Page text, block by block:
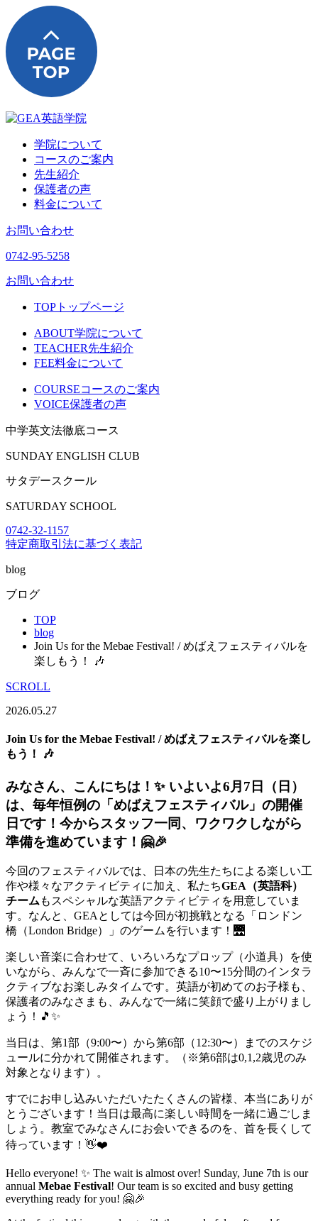
学院について
コースのご案内
先生紹介
保護者の声
料金について
お問い合わせ
0742-95-5258
お問い合わせ
TOP トップページ
ABOUT学院について
TEACHER先生紹介
FEE料金について
COURSEコースのご案内
VOICE保護者の声
中学英文法徹底コース
SUNDAY ENGLISH CLUB
サタデースクール
SATURDAY SCHOOL
0742-32-1157
特定商取引法に基づく表記
blog
ブログ
TOP
blog
Join Us for the Mebae Festival! / めばえフェスティバルを
楽しもう！ 🎶
SCROLL
2026.05.27
Join Us for the Mebae Festival! / めばえフェスティバルを楽し
もう！ 🎶
みなさん、こんにちは！✨ いよいよ6月7日（日）
は、毎年恒例の「めばえフェスティバル」の開催
日です！今からスタッフ一同、ワクワクしながら
準備を進めています！🤗🎉
今回のフェスティバルでは、日本の先生たちによる楽しい工
作や様々なアクティビティに加え、私たちGEA（英語科）
チーム もスペシャルな英語アクティビティを用意していま
す。なんと、GEAとしては今回が初挑戦となる「ロンドン
橋（London Bridge）」のゲームを行います！🌉
楽しい音楽に合わせて、いろいろなプロップ（小道具）を使
いながら、みんなで一斉に参加できる10〜15分間のインタラ
クティブなお楽しみタイムです。英語が初めてのお子様も、
保護者のみなさまも、みんなで一緒に笑顔で盛り上がりまし
ょう！🎵✨
当日は、第1部（9:00〜）から第6部（12:30〜）までのスケジ
ュールに分かれて開催されます。（※第6部は0,1,2歳児のみ
対象となります）。
すでにお申し込みいただいたたくさんの皆様、本当にありが
とうございます！当日は最高に楽しい時間を一緒に過ごしま
しょう。教室でみなさんにお会いできるのを、首を長くして
待っています！👋❤️
Hello everyone! ✨ The wait is almost over! Sunday, June 7th is our
annual Mebae Festival! Our team is so excited and busy getting
everything ready for you! 🤗🎉